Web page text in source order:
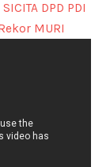
SICITA DPD PDI
MURI